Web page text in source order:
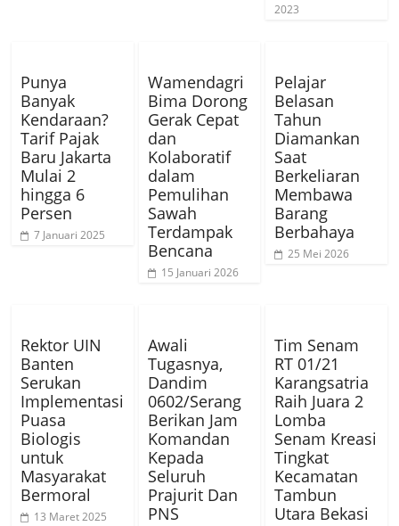
2023
Punya
Banyak
Kendaraan?
Tarif Pajak
Baru Jakarta
Mulai 2
hingga 6
Persen
7 Januari 2025
Wamendagri
Bima Dorong
Gerak Cepat
dan
Kolaboratif
dalam
Pemulihan
Sawah
Terdampak
Bencana
15 Januari 2026
Pelajar
Belasan
Tahun
Diamankan
Saat
Berkeliaran
Membawa
Barang
Berbahaya
25 Mei 2026
Rektor UIN
Banten
Serukan
Implementasi
Puasa
Biologis
untuk
Masyarakat
Bermoral
13 Maret 2025
Awali
Tugasnya,
Dandim
0602/Serang
Berikan Jam
Komandan
Kepada
Seluruh
Prajurit Dan
PNS
Tim Senam
RT 01/21
Karangsatria
Raih Juara 2
Lomba
Senam Kreasi
Tingkat
Kecamatan
Tambun
Utara Bekasi